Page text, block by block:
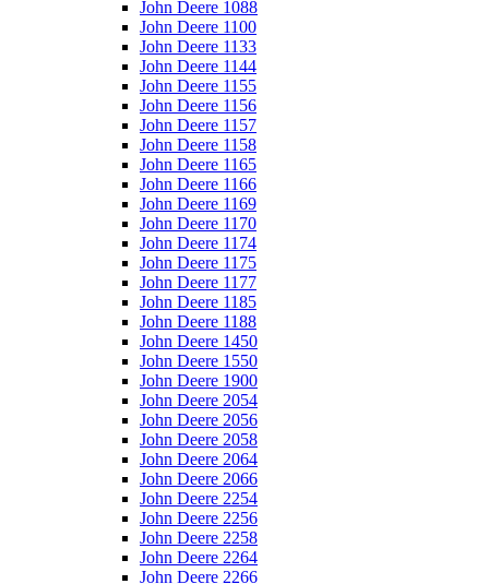
John Deere 1088
John Deere 1100
John Deere 1133
John Deere 1144
John Deere 1155
John Deere 1156
John Deere 1157
John Deere 1158
John Deere 1165
John Deere 1166
John Deere 1169
John Deere 1170
John Deere 1174
John Deere 1175
John Deere 1177
John Deere 1185
John Deere 1188
John Deere 1450
John Deere 1550
John Deere 1900
John Deere 2054
John Deere 2056
John Deere 2058
John Deere 2064
John Deere 2066
John Deere 2254
John Deere 2256
John Deere 2258
John Deere 2264
John Deere 2266